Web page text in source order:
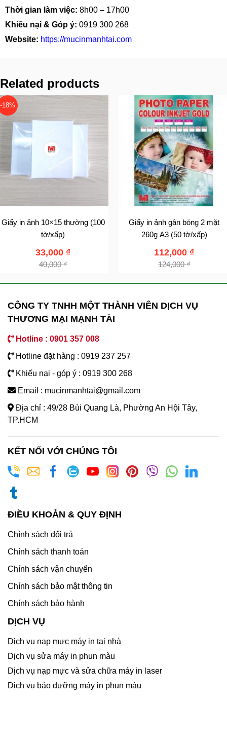
Thời gian làm việc: 8h00 – 17h00
Khiếu nại & Góp ý: 0919 300 268
Website: https://mucinmanhtai.com
Related products
-18%
Giấy in ảnh 10×15 thường (100
tờ/xấp)
40,000₫
33,000 ₫
Giấy in ảnh gân bóng 2 mặt
260g A3 (50 tờ/xấp)
124,000₫
112,000 ₫
CÔNG TY TNHH MỘT THÀNH VIÊN DỊCH VỤ
THƯƠNG MẠI MẠNH TÀI
Hotline : 0901 357 008
Hotline đặt hàng : 0919 237 257
Khiếu nại - góp ý : 0919 300 268
Email : mucinmanhtai@gmail.com
Địa chỉ : 49/28 Bùi Quang Là, Phường An Hội Tây,
TP.HCM
KẾT NỐI VỚI CHÚNG TÔI
ĐIỀU KHOẢN & QUY ĐỊNH
Chính sách đổi trả
Chính sách thanh toán
Chính sách vận chuyển
Chính sách bảo mật thông tin
Chính sách bảo hành
DỊCH VỤ
Dịch vụ nạp mực máy in tại nhà
Dịch vụ sửa máy in phun màu
Dịch vụ nạp mực và sửa chữa máy in laser
Dịch vụ bảo dưỡng máy in phun màu